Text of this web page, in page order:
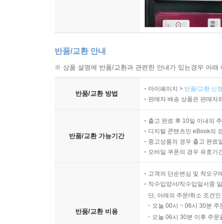
반품/교환 안내
※ 상품 설명에 반품/교환과 관련한 안내가 있는경우 아
반품/교환 방법
마이페이지 > 반품/교환 신
판매자 배송 상품은 판매자
반품/교환 가능기간
출고 완료 후 10일 이내의
디지털 콘텐츠인 eBook의
중고상품의 경우 출고 완료
모바일 쿠폰의 경우 유효기
반품/교환 비용
고객의 단순변심 및 착오구
직수입양서/직수입일서중
단, 아래의 주문/취소 조건
오늘 00시 ~ 06시 30분
오늘 06시 30분 이후 주